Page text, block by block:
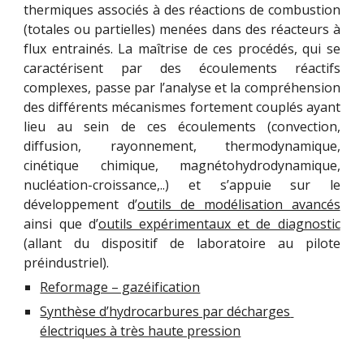
thermiques associés à des réactions de combustion
(totales ou partielles) menées dans des réacteurs à
flux entrainés. La maîtrise de ces procédés, qui se
caractérisent par des écoulements réactifs
complexes, passe par l’analyse et la compréhension
des différents mécanismes fortement couplés ayant
lieu au sein de ces écoulements (convection,
diffusion, rayonnement, thermodynamique,
cinétique chimique, magnétohydrodynamique,
nucléation-croissance,..) et s’appuie sur le
développement d’outils de modélisation avancés
ainsi que d’outils expérimentaux et de diagnostic
(allant du dispositif de laboratoire au pilote
préindustriel).
Reformage – gazéification
Synthèse d’hydrocarbures par décharges
électriques à très haute pression